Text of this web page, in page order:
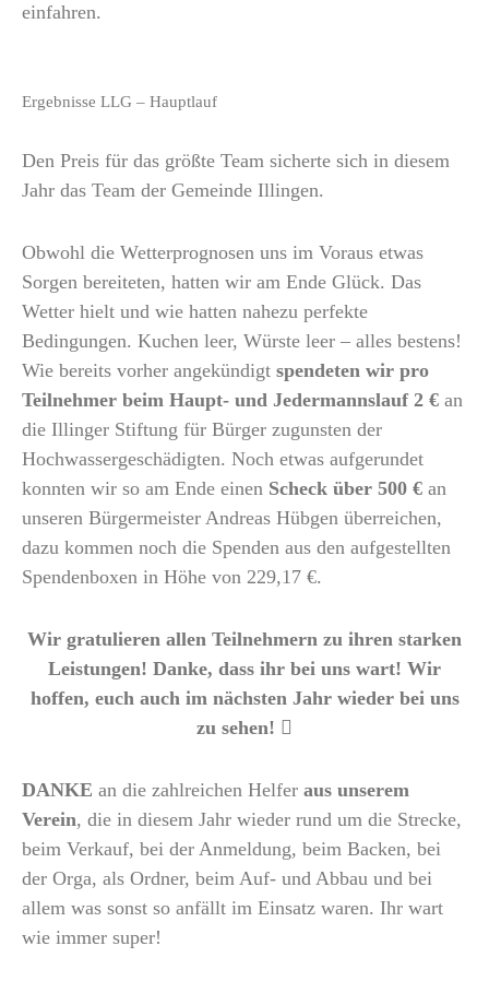
einfahren.
Ergebnisse LLG – Hauptlauf
Den Preis für das größte Team sicherte sich in diesem
Jahr das Team der Gemeinde Illingen.
Obwohl die Wetterprognosen uns im Voraus etwas
Sorgen bereiteten, hatten wir am Ende Glück. Das
Wetter hielt und wie hatten nahezu perfekte
Bedingungen. Kuchen leer, Würste leer – alles bestens!
Wie bereits vorher angekündigt spendeten wir pro
Teilnehmer beim Haupt- und Jedermannslauf 2 € an
die Illinger Stiftung für Bürger zugunsten der
Hochwassergeschädigten. Noch etwas aufgerundet
konnten wir so am Ende einen Scheck über 500 € an
unseren Bürgermeister Andreas Hübgen überreichen,
dazu kommen noch die Spenden aus den aufgestellten
Spendenboxen in Höhe von 229,17 €.
Wir gratulieren allen Teilnehmern zu ihren starken
Leistungen! Danke, dass ihr bei uns wart! Wir
hoffen, euch auch im nächsten Jahr wieder bei uns
zu sehen! 
DANKE an die zahlreichen Helfer aus unserem
Verein, die in diesem Jahr wieder rund um die Strecke,
beim Verkauf, bei der Anmeldung, beim Backen, bei
der Orga, als Ordner, beim Auf- und Abbau und bei
allem was sonst so anfällt im Einsatz waren. Ihr wart
wie immer super!